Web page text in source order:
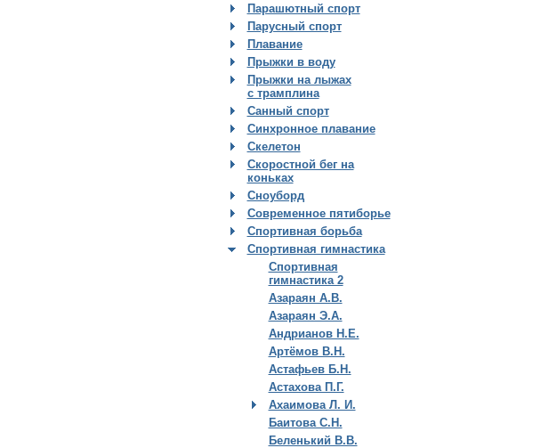
Парашютный спорт
Парусный спорт
Плавание
Прыжки в воду
Прыжки на лыжах
с трамплина
Санный спорт
Синхронное плавание
Скелетон
Скоростной бег на
коньках
Сноуборд
Современное пятиборье
Спортивная борьба
Спортивная гимнастика
Спортивная
гимнастика 2
Азараян А.В.
Азараян Э.А.
Андрианов Н.Е.
Артёмов В.Н.
Астафьев Б.Н.
Астахова П.Г.
Ахаимова Л. И.
Баитова С.Н.
Беленький В.В.